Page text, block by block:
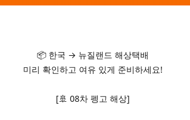
📦 한국 → 뉴질랜드 해상택배
미리 확인하고 여유 있게 준비하세요!
[🚢 08차 펭고 해상]